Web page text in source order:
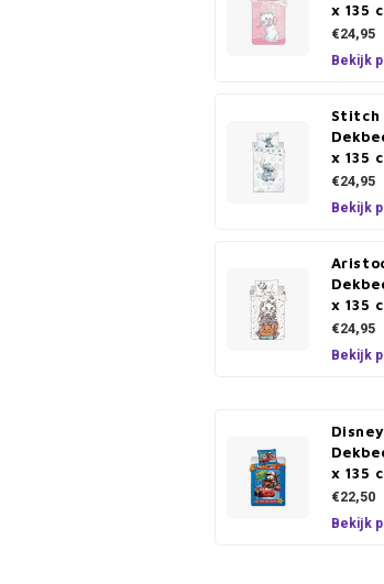
x 135
€24,95
Bekijk
Stitch
x 135
€24,95
Bekijk
x 135
€24,95
Bekijk
x 135
€22,50
Bekijk